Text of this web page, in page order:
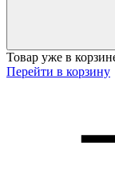
Товар уже в
Перейти в корзину